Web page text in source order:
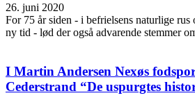
26. juni 2020
For 75 år siden - i befrielsens naturlige
ny tid - lød der også advarende stemmer
I Martin Andersen Nexøs
Cederstrand “De uspurgtes